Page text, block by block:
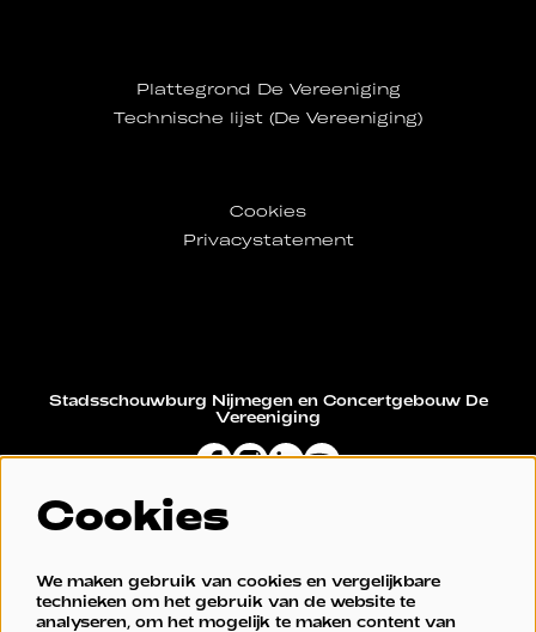
Plattegrond De Vereeniging
Technische lijst (De Vereeniging)
Cookies
Privacystatement
Stadsschouwburg Nijmegen en Concertgebouw De
Vereeniging
Cookies
We maken gebruik van cookies en vergelijkbare
technieken om het gebruik van de website te
analyseren, om het mogelijk te maken content van